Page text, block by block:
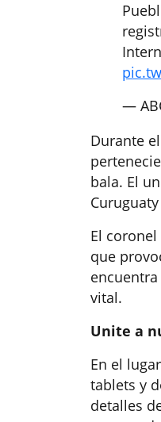
—
Durante
bala. El
El
que
vital.
Unite a
En el
tablets y
detalles